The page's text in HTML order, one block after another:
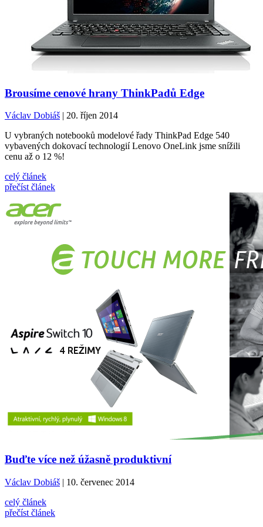
Brousíme cenové hrany ThinkPadů Edge
Václav Dobiáš | 20. říjen 2014
U vybraných notebooků modelové řady ThinkPad Edge 540
vybavených dokovací technologií Lenovo OneLink jsme snížili
cenu až o 12 %!
celý článek
přečíst článek
Buďte více než úžasně produktivní
Václav Dobiáš | 10. červenec 2014
celý článek
přečíst článek